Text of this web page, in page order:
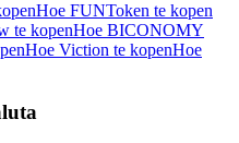
Hoe FUNToken te kopen
te kopenHoe BICONOMY
Hoe Viction te kopenHoe